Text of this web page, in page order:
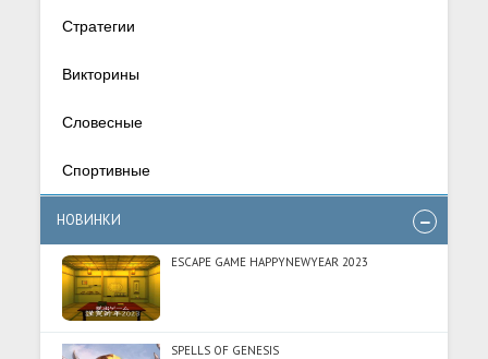
Стратегии
Викторины
Словесные
Спортивные
НОВИНКИ
ESCAPE GAME HAPPYNEWYEAR 2023
SPELLS OF GENESIS